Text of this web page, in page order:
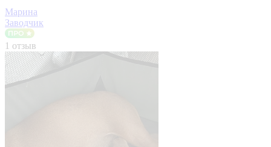
Марина
Заводчик
1 отзыв